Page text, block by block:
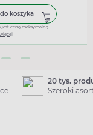
koszyka
jest ceną maksymalną
20 tys.
Szeroki